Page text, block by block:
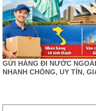
GỬI HÀNG ĐI NƯỚC
NHANH CHÓNG, UY TÍN,